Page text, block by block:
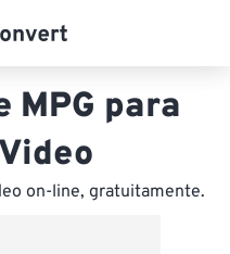
MPG para
on-line, gratuitamente.